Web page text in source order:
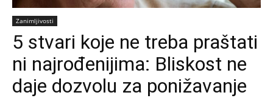
Zanimljivosti
5 stvari koje ne treba praštati
ni najrođenijima: Bliskost ne
daje dozvolu za ponižavanje